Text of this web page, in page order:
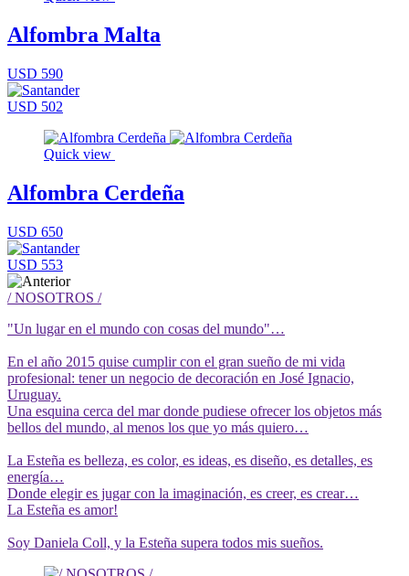
Alfombra Malta
USD 590
USD 502
Quick view
Alfombra Cerdeña
USD 650
USD 553
/ NOSOTROS /
"Un lugar en el mundo con cosas del mundo"…
En el año 2015 quise cumplir con el gran sueño de mi vida
profesional: tener un negocio de decoración en José Ignacio,
Uruguay.
Una esquina cerca del mar donde pudiese ofrecer los objetos más
bellos del mundo, al menos los que yo más quiero…
La Esteña es belleza, es color, es ideas, es diseño, es detalles, es
energía…
Donde elegir es jugar con la imaginación, es creer, es crear…
La Esteña es amor!
Soy Daniela Coll, y la Esteña supera todos mis sueños.